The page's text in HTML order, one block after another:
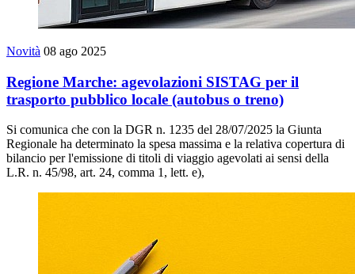
Novità 08 ago 2025
Regione Marche: agevolazioni SISTAG per il
trasporto pubblico locale (autobus o treno)
Si comunica che con la DGR n. 1235 del 28/07/2025 la Giunta
Regionale ha determinato la spesa massima e la relativa copertura di
bilancio per l'emissione di titoli di viaggio agevolati ai sensi della
L.R. n. 45/98, art. 24, comma 1, lett. e),